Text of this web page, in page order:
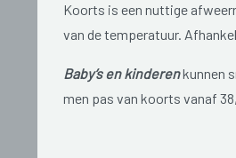
Koorts is een nuttige
van de temperatuur.
Baby’s en kinderenkunnen
men pas van koorts vanaf